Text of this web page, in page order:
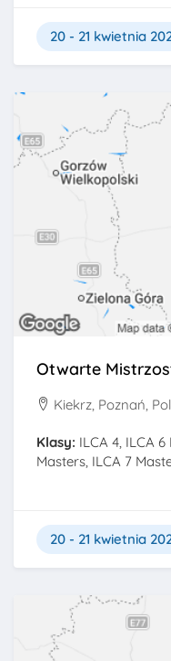
20 - 21 kwietnia
Otwarte
Kiekrz, Poznań,
Klasy: ILCA 4, ILCA 6
Masters, ILCA 7
20 - 21 kwietnia